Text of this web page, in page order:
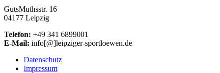
GutsMuthsstr. 16
04177 Leipzig
Telefon: +49 341 6899001
E-Mail: info[@]leipziger-sportloewen.de
Datenschutz
Impressum